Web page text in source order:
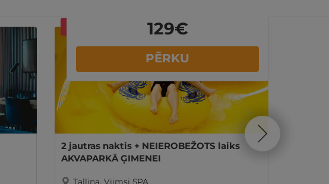
129€
PĒRKU
2 jautras naktis + NEIEROBEŽOTS laiks
AKVAPARKĀ ĢIMENEI
Tallina, Viimsi SPA